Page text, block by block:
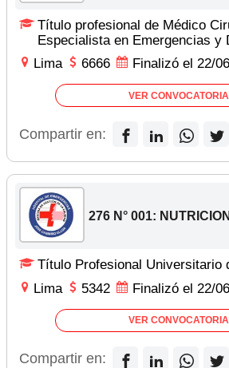
Título profesional de Médico
Especialista en Emergencias y
Lima
6666 Finalizó el 22/
VER CONVOCATORIA
Compartir en:
276 N° 001:
Título Profesional Universitario
Lima
5342 Finalizó el 22/
VER CONVOCATORIA
Compartir en: